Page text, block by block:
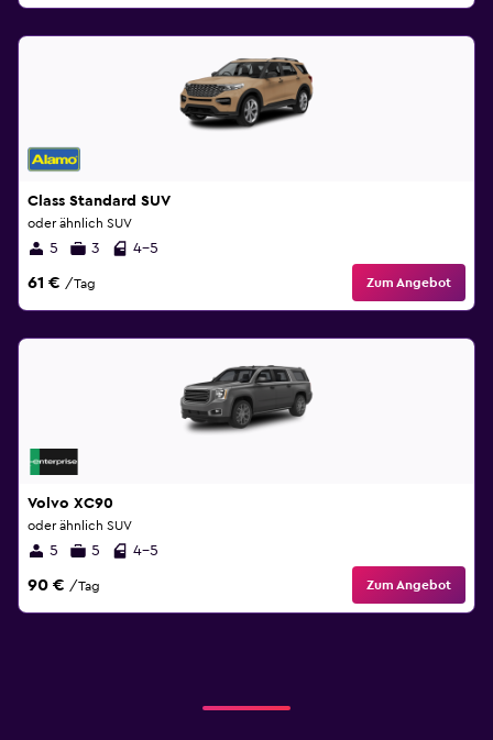
Class Standard SUV
oder ähnlich SUV
5 3 4-5
61 € /Tag Zum Angebot
Volvo XC90
oder ähnlich SUV
5 5 4-5
90 € /Tag Zum Angebot